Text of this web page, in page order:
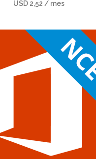
USD 2,52 / mes